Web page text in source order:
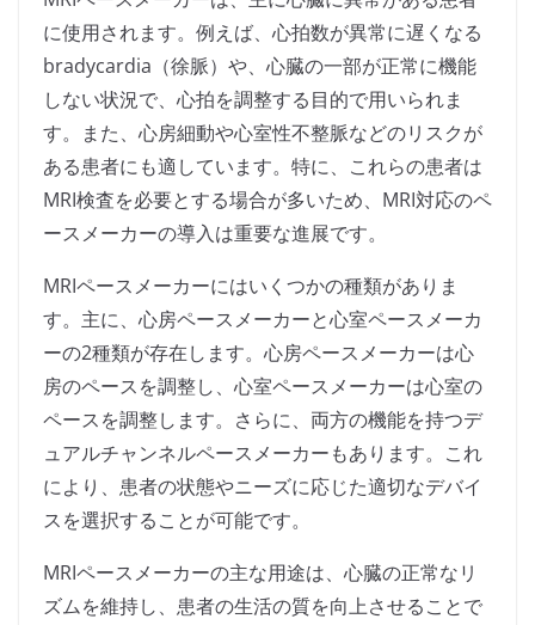
に使用されます。例えば、心拍数が異常に遅くなる
bradycardia（徐脈）や、心臓の一部が正常に機能
しない状況で、心拍を調整する目的で用いられま
す。また、心房細動や心室性不整脈などのリスクが
ある患者にも適しています。特に、これらの患者は
MRI検査を必要とする場合が多いため、MRI対応のペ
ースメーカーの導入は重要な進展です。
MRIペースメーカーにはいくつかの種類がありま
す。主に、心房ペースメーカーと心室ペースメーカ
ーの2種類が存在します。心房ペースメーカーは心
房のペースを調整し、心室ペースメーカーは心室の
ペースを調整します。さらに、両方の機能を持つデ
ュアルチャンネルペースメーカーもあります。これ
により、患者の状態やニーズに応じた適切なデバイ
スを選択することが可能です。
MRIペースメーカーの主な用途は、心臓の正常なリ
ズムを維持し、患者の生活の質を向上させることで